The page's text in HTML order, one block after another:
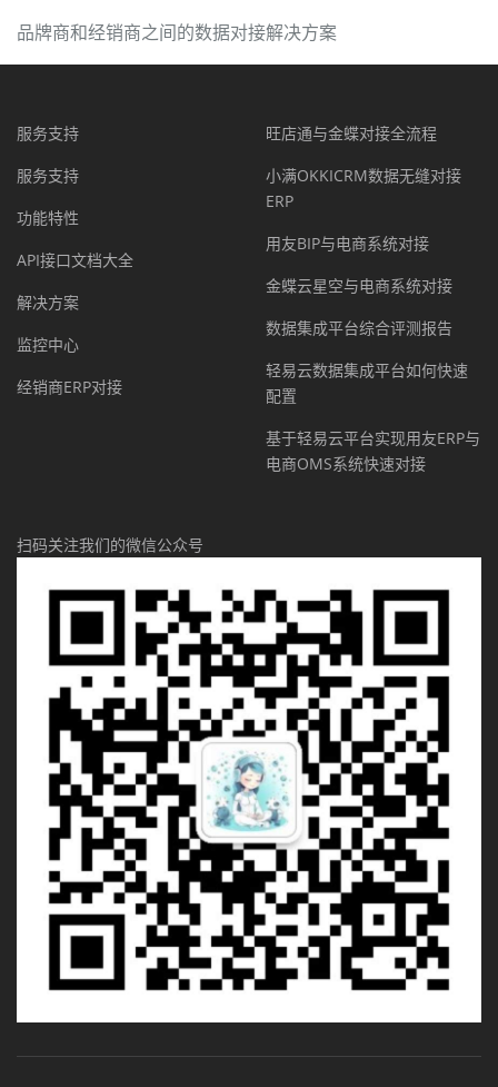
品牌商和经销商之间的数据对接解决方案
服务支持
服务支持
功能特性
API接口文档大全
解决方案
监控中心
经销商ERP对接
旺店通与金蝶对接全流程
小满OKKICRM数据无缝对接
ERP
用友BIP与电商系统对接
金蝶云星空与电商系统对接
数据集成平台综合评测报告
轻易云数据集成平台如何快速
配置
基于轻易云平台实现用友ERP与
电商OMS系统快速对接
扫码关注我们的微信公众号